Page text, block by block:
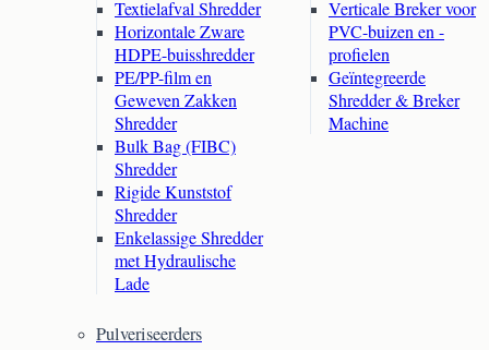
Textielafval Shredder
Horizontale Zware
HDPE-buisshredder
PE/PP-film en
Geweven Zakken
Shredder
Bulk Bag (FIBC)
Shredder
Rigide Kunststof
Shredder
Enkelassige Shredder
met Hydraulische
Lade
Verticale Breker voor
PVC-buizen en -
profielen
Geïntegreerde
Shredder & Breker
Machine
Pulveriseerders